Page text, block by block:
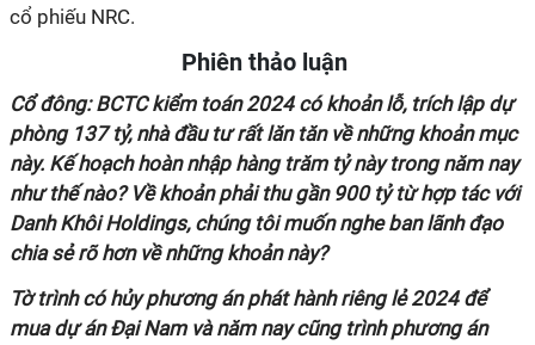
cổ phiếu NRC.
Phiên thảo luận
Cổ đông: BCTC kiểm toán 2024 có khoản lỗ, trích lập dự
phòng 137 tỷ, nhà đầu tư rất lăn tăn về những khoản mục
này. Kế hoạch hoàn nhập hàng trăm tỷ này trong năm nay
như thế nào? Về khoản phải thu gần 900 tỷ từ hợp tác với
Danh Khôi Holdings, chúng tôi muốn nghe ban lãnh đạo
chia sẻ rõ hơn về những khoản này?
Tờ trình có hủy phương án phát hành riêng lẻ 2024 để
mua dự án Đại Nam và năm nay cũng trình phương án